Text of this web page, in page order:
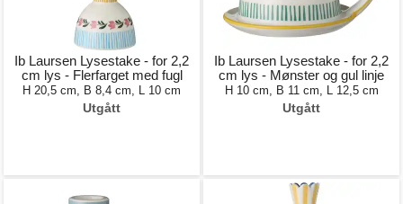
Ib Laursen Lysestake - for 2,2
cm lys - Flerfarget med fugl
H 20,5 cm, B 8,4 cm, L 10 cm
Utgått
Ib Laursen Lysestake - for 2,2
cm lys - Mønster og gul linje
H 10 cm, B 11 cm, L 12,5 cm
Utgått